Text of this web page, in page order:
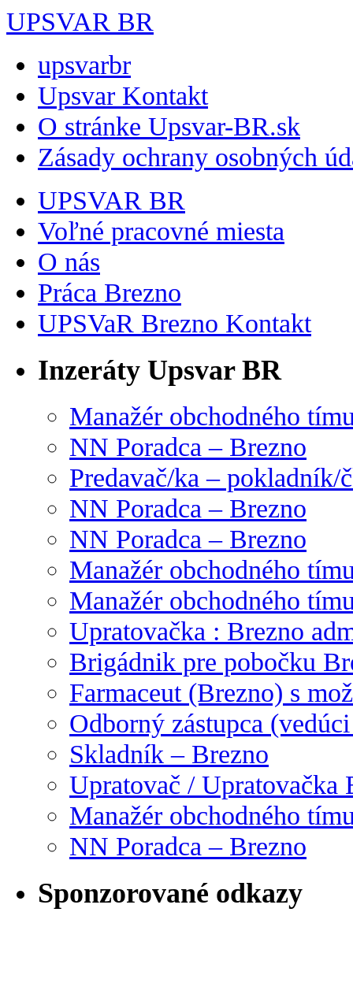
UPSVAR BR
upsvarbr
Upsvar Kontakt
O stránke Upsvar-BR.sk
Zásady ochrany osobných
UPSVAR BR
Voľné pracovné miesta
O nás
Práca Brezno
UPSVaR Brezno Kontakt
Inzeráty Upsvar BR
Manažér obchodného
NN Poradca – Brezno
Predavač/ka – pokladník/
NN Poradca – Brezno
NN Poradca – Brezno
Manažér obchodného
Manažér obchodného
Upratovačka : Brezno
Brigádnik pre pobočku
Farmaceut (Brezno) s
Odborný zástupca
Skladník – Brezno
Upratovač / Upratovačka
Manažér obchodného
NN Poradca – Brezno
Sponzorované odkazy